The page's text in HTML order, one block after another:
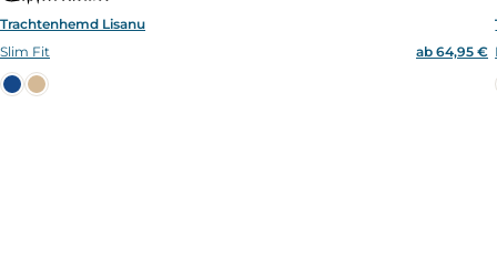
Trachtenhemd Lisanu
Slim Fit
ab 64,95 €